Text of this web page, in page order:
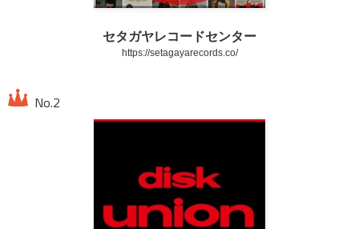
セタガヤレコードセンター
https://setagayarecords.co/